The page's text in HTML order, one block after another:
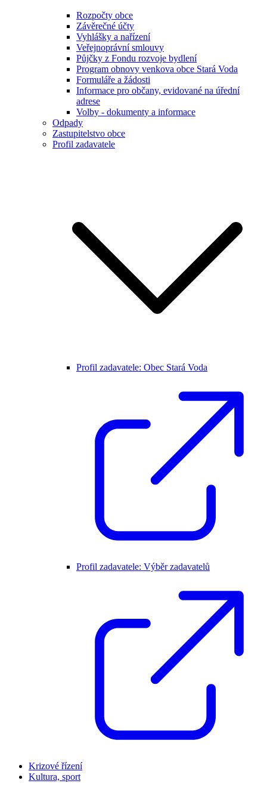
Rozpočty obce
Závěrečné účty
Vyhlášky a nařízení
Veřejnoprávní smlouvy
Půjčky z Fondu rozvoje bydlení
Program obnovy venkova obce Stará Voda
Formuláře a žádosti
Informace pro občany, evidované na úřední
adrese
Volby - dokumenty a informace
Odpady
Zastupitelstvo obce
Profil zadavatele
Profil zadavatele: Obec Stará Voda
Profil zadavatele: Výběr zadavatelů
Krizové řízení
Kultura, sport